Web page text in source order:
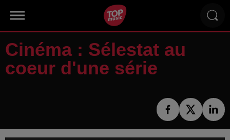
Cinéma : Sélestat au
coeur d'une série